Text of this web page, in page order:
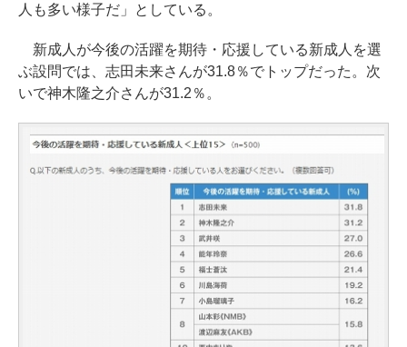
人も多い様子だ」としている。
新成人が今後の活躍を期待・応援している新成人を選
ぶ設問では、志田未来さんが31.8％でトップだった。次
いで神木隆之介さんが31.2％。